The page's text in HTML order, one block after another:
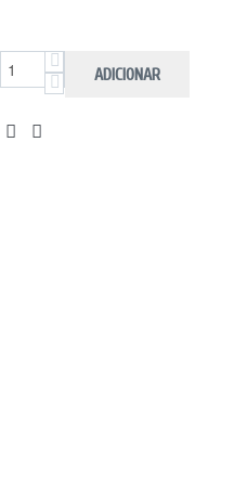
ADICIONAR